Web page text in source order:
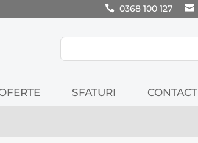
0368 100 127
SFATURI CONTACT